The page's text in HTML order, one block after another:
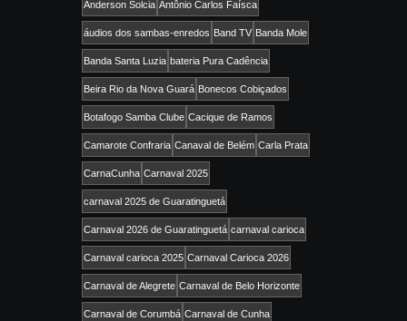
Anderson Solcia Antônio Carlos Faísca
áudios dos sambas-enredos Band TV Banda Mole
Banda Santa Luzia bateria Pura Cadência
Beira Rio da Nova Guará Bonecos Cobiçados
Botafogo Samba Clube Cacique de Ramos
Camarote Confraria Canaval de Belém Carla Prata
CarnaCunha Carnaval 2025
carnaval 2025 de Guaratinguetá
Carnaval 2026 de Guaratinguetá carnaval carioca
Carnaval carioca 2025 Carnaval Carioca 2026
Carnaval de Alegrete Carnaval de Belo Horizonte
Carnaval de Corumbá Carnaval de Cunha